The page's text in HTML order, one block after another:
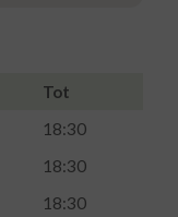
Tot
18:30
18:30
18:30